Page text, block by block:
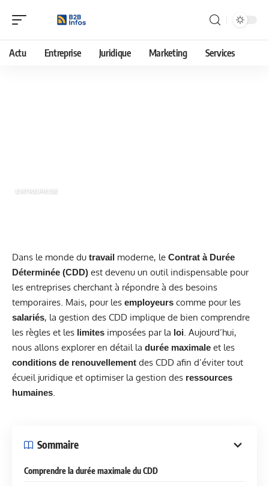
Actu Entreprise Juridique Marketing Services
ENTREPRISE
Dans le monde du travail moderne, le Contrat à Durée
Déterminée (CDD) est devenu un outil indispensable pour
les entreprises cherchant à répondre à des besoins
temporaires. Mais, pour les employeurs comme pour les
salariés, la gestion des CDD implique de bien comprendre
les règles et les limites imposées par la loi. Aujourd’hui,
nous allons explorer en détail la durée maximale et les
conditions de renouvellement des CDD afin d’éviter tout
écueil juridique et optimiser la gestion des ressources
humaines.
Sommaire
Comprendre la durée maximale du CDD